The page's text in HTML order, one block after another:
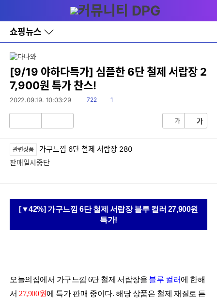
와
홈
쇼핑뉴스
바
로
레
이
어
창
토
[9/19 야하다특가] 심플한 6단 철제 서랍장 2
7,900원 특가 찬스!
2022.09.19. 10:03:29
읽
722
댓1
가 가
관련상품
가구느낌 6단 철제 서랍장 280
판매일시중단
[▼42%] 가구느낌 6단 철제 서랍장 블루 컬러 27,900원
특가!
오늘의집에서 가구느낌 6단 철제 서랍장을 블루 컬러에 한해
서 27,900원에 특가 판매 중이다. 해당 상품은 철제 재질로 튼